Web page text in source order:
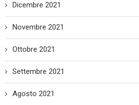
Dicembre 2021
Novembre 2021
Ottobre 2021
Settembre 2021
Agosto 2021